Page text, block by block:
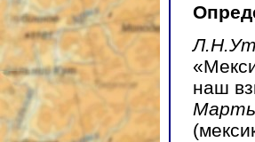
наш